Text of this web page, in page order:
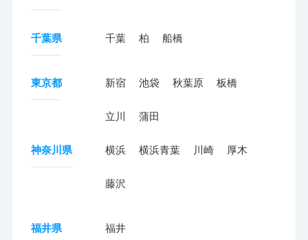
千葉県 千葉 柏 船橋
東京都 新宿 池袋 秋葉原 板橋
立川 蒲田
神奈川県 横浜 横浜青葉 川崎 厚木
藤沢
福井県 福井